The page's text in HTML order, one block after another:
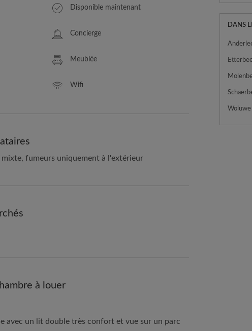
Disponible maintenant
Concierge
Meublée
Wifi
mixte, fumeurs uniquement à l'extérieur
à louer
avec un lit double très confort et vue sur un parc
DANS